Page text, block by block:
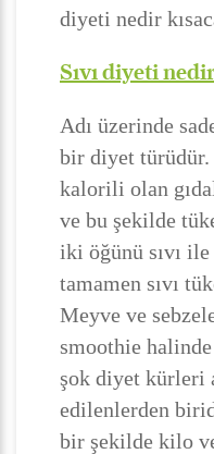
diyeti nedir
Sıvı diyeti
Adı üzerinde
bir diyet türüdür.
kalorili olan
ve bu şekilde
iki öğünü sıvı
tamamen sıvı
Meyve ve
smoothie
şok diyet kürleri
edilenlerden
bir şekilde kilo